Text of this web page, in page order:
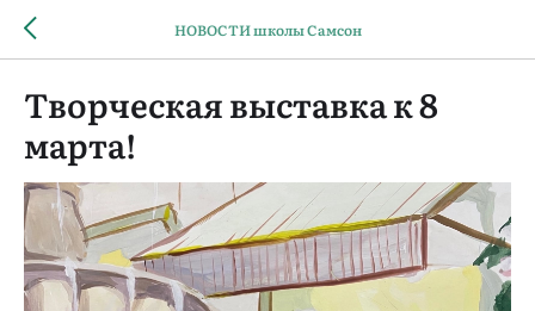
НОВОСТИ школы Самсон
Творческая выставка к 8
марта!